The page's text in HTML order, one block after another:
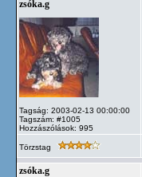
zsóka.g
Tagság: 2003-02-13 00:00:00
Tagszám: #1005
Hozzászólások: 995
Törzstag
zsóka.g